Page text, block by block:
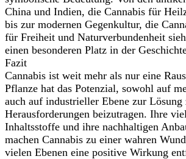
China und Indien, die Cannabis für
bis zur modernen Gegenkultur, die
für Freiheit und Naturverbundenheit
einen besonderen Platz in der
Fazit
Cannabis ist weit mehr als nur eine
Pflanze hat das Potenzial, sowohl auf
auch auf industrieller Ebene zur Lösung
Herausforderungen beizutragen. Ihre
Inhaltsstoffe und ihre nachhaltigen
machen Cannabis zu einer wahren
vielen Ebenen eine positive Wirkung